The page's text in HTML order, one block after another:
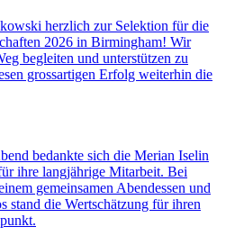
herzlich zur Selektion für die
2026 in Birmingham! Wir
begleiten und unterstützen zu
grossartigen Erfolg weiterhin die
bedankte sich die Merian Iselin
ihre langjährige Mitarbeit. Bei
gemeinsamen Abendessen und
stand die Wertschätzung für ihren